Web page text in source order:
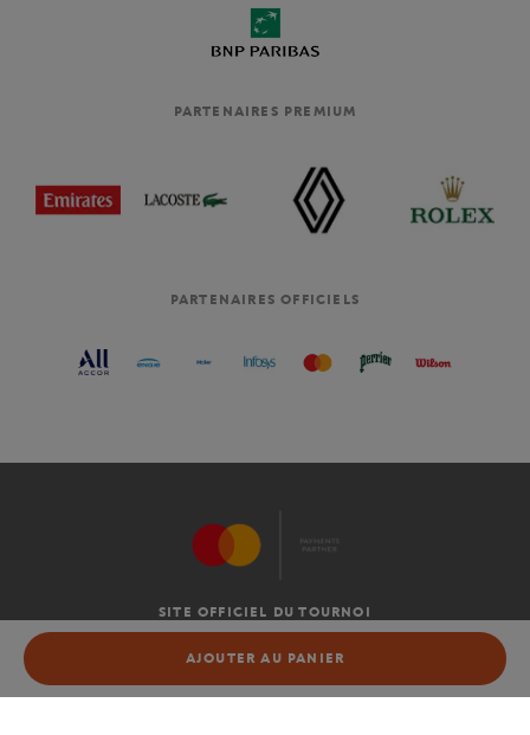
AJOUTER AU PANIER
AJOUTER AU PANIER
PARTENAIRES PREMIUM
PARTENAIRES OFFICIELS
SITE OFFICIEL DU TOURNOI
C.G.V
MENTIONS LÉGALES